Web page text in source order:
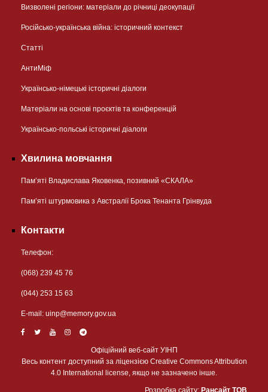
Визволені регіони: матеріали до річниці деокупації
Російсько-українська війна: історичний контекст
Статті
АнтиМіф
Українсько-німецькі історичні діалоги
Матеріали на основі проєктів та конференцій
Українсько-польські історичні діалоги
Хвилина мовчання
Пам’яті Владислава Яковенка, позивний «СКАЛА»
Пам’яті штурмовика з Австралії Брока Тенанта Грінвуда
Контакти
Телефон:
(068) 239 45 76
(044) 253 15 63
Е-mail: uinp@memory.gov.ua
Офіційний веб-сайт УІНП
Весь контент доступний за ліцензією Creative Commons Attribution
4.0 International license, якщо не зазначено інше.